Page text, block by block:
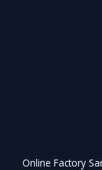
Online Factory